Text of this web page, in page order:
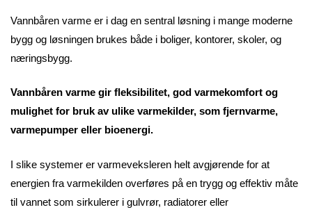
Vannbåren varme er i dag en sentral løsning i mange moderne
bygg og løsningen brukes både i boliger, kontorer, skoler, og
næringsbygg.
Vannbåren varme gir fleksibilitet, god varmekomfort og
mulighet for bruk av ulike varmekilder, som fjernvarme,
varmepumper eller bioenergi.
I slike systemer er varmeveksleren helt avgjørende for at
energien fra varmekilden overføres på en trygg og effektiv måte
til vannet som sirkulerer i gulvrør, radiatorer eller